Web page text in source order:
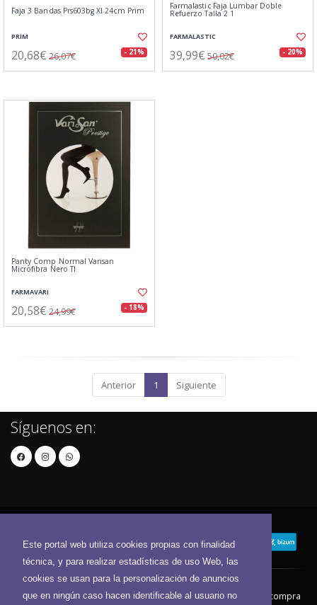
Este portal web utiliza cookies propias con finalidad
técnica, y para realizar estadísticas de uso Web, las
cookies se usan para la personalización de anuncios
que en ningún caso hacen identificable al usuario no
Faja 3 Bandas Prs603bg Xl 24cm Prim
PRIM
20,68€ 26,07€ - 21%
Farmalastic Faja Lumbar Doble
Refuerzo Talla 2 1
FARMALASTIC
39,99€ 50,02€ - 20%
Panty Comp Normal Varisan
Microfibra Nero Tl
FARMAVARI
20,58€ 24,99€ - 18%
Anterior 1 Siguiente
Síguenos en:
Contacto Aviso Legal Condiciones de compra